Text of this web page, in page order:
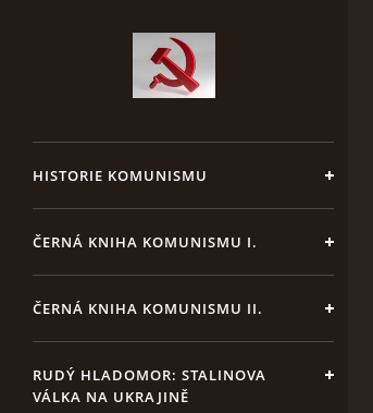
HISTORIE KOMUNISMU
ČERNÁ KNIHA KOMUNISMU I.
ČERNÁ KNIHA KOMUNISMU II.
RUDÝ HLADOMOR: STALINOVA
VÁLKA NA UKRAJINĚ